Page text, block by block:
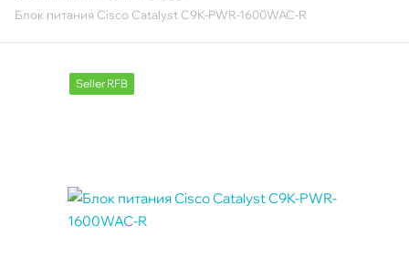
Блок питания Cisco Catalyst C9K-PWR-1600WAC-R
Seller RFB